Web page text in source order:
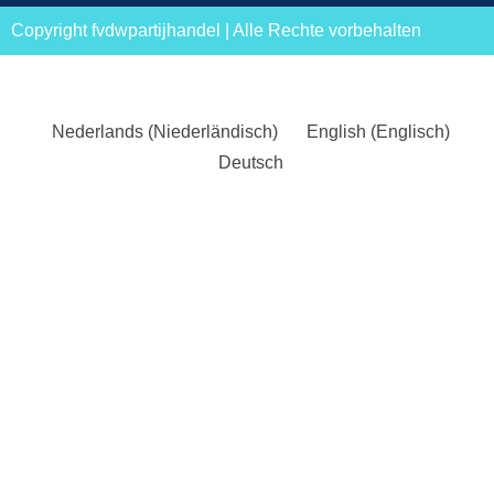
Copyright fvdwpartijhandel | Alle Rechte vorbehalten
Nederlands(Niederländisch) English (Englisch)
Deutsch